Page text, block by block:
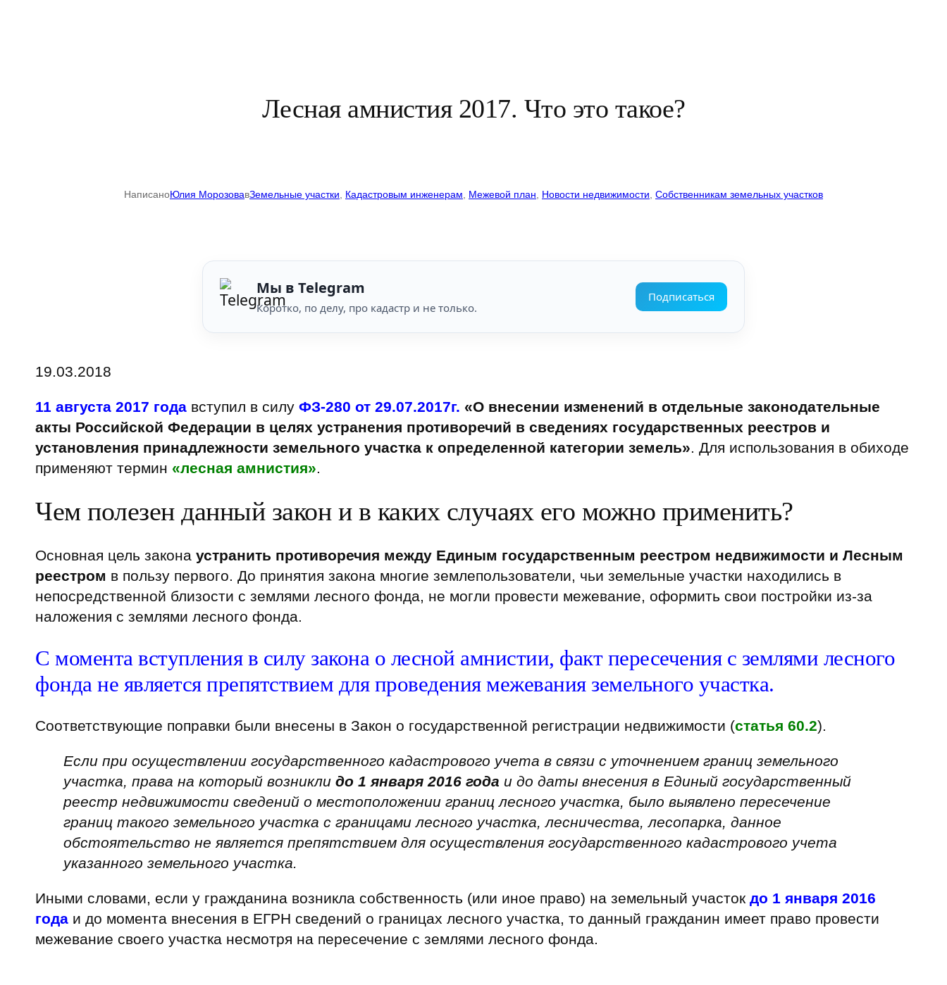
Лесная амнистия 2017. Что это такое?
НаписаноЮлия МорозовавЗемельные участки Кадастровым инженерам Межевой план Новости недвижимости Собственникам земельных участков
Мы в Telegram
Коротко, по делу, про кадастр и не только.
Подписаться
19.03.2018
11 августа 2017 года вступил в силу ФЗ-280 от 29.07.2017г. «О внесении изменений в отдельные законодательные
акты Российской Федерации в целях устранения противоречий в сведениях государственных реестров и
установления принадлежности земельного участка к определенной категории земель». Для использования в обиходе
применяют термин «лесная амнистия».
Чем полезен данный закон и в каких случаях его можно применить?
Основная цель закона устранить противоречия между Единым государственным реестром недвижимости и Лесным
реестром в пользу первого. До принятия закона многие землепользователи, чьи земельные участки находились в
непосредственной близости с землями лесного фонда, не могли провести межевание, оформить свои постройки из-за
наложения с землями лесного фонда.
С момента вступления в силу закона о лесной амнистии, факт пересечения с землями лесного
фонда не является препятствием для проведения межевания земельного участка.
Соответствующие поправки были внесены в Закон о государственной регистрации недвижимости (статья 60.2).
Если при осуществлении государственного кадастрового учета в связи с уточнением границ земельного
участка, права на который возникли до 1 января 2016 года и до даты внесения в Единый государственный
реестр недвижимости сведений о местоположении границ лесного участка, было выявлено пересечение
границ такого земельного участка с границами лесного участка, лесничества, лесопарка, данное
обстоятельство не является препятствием для осуществления государственного кадастрового учета
указанного земельного участка.
Иными словами, если у гражданина возникла собственность (или иное право) на земельный участок до 1 января 2016
года и до момента внесения в ЕГРН сведений о границах лесного участка, то данный гражданин имеет право провести
межевание своего участка несмотря на пересечение с землями лесного фонда.